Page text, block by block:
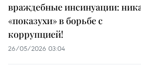
враждебные инсинуации:
«показухи» в борьбе с
коррупцией!
26/05/2026 03:04